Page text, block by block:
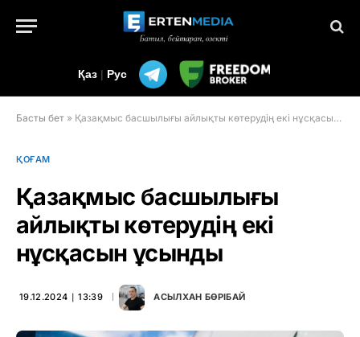
Қаз | Рус
Басты бет » Қазақмыс басшылығы айлықты көтерудің екі нұсқасын ұсынды
ҚОҒАМ
Қазақмыс басшылығы
айлықты көтерудің екі
нұсқасын ұсынды
19.12.2024 ∣ 13:39 АСЫЛХАН БӨРІБАЙ